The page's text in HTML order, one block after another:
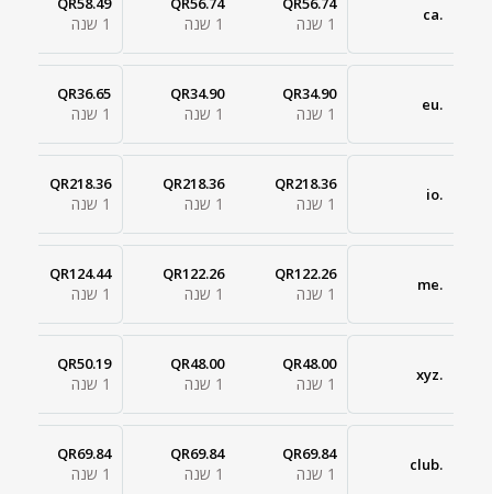
.ca 1 שנה 1 שנה 1 שנה
.eu
QR34.90
1 שנה
QR34.90
1 שנה
QR36.65
1 שנה
.io
QR218.36
1 שנה
QR218.36
1 שנה
QR218.36
1 שנה
.me
QR122.26
1 שנה
QR122.26
1 שנה
QR124.44
1 שנה
.xyz
QR48.00
1 שנה
QR48.00
1 שנה
QR50.19
1 שנה
.club
QR69.84
1 שנה
QR69.84
1 שנה
QR69.84
1 שנה